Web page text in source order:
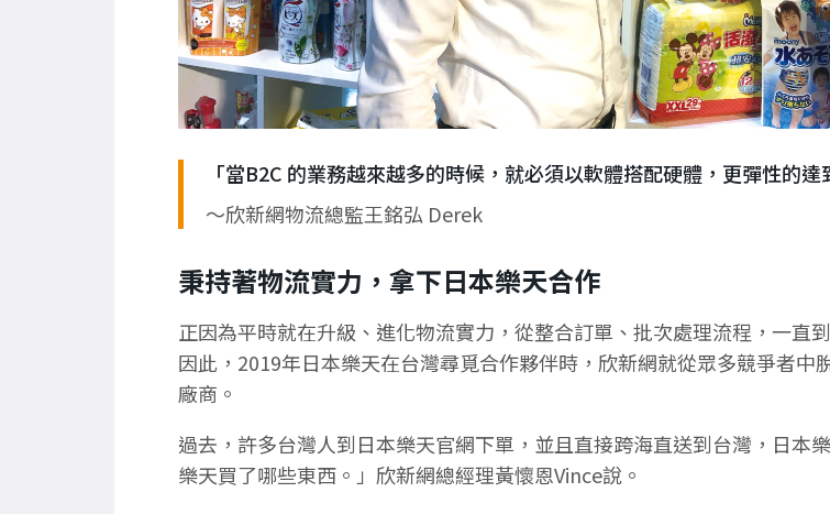
「當B2C 的業務越來越多的時候，就必須以軟體搭配硬體，更彈性的達
～欣新網物流總監王銘弘 Derek
秉持著物流實力，拿下日本樂天合作
正因為平時就在升級、進化物流實力，從整合訂單、批次處理流程，一直
因此，2019年日本樂天在台灣尋覓合作夥伴時，欣新網就從眾多競爭者
廠商。
過去，許多台灣人到日本樂天官網下單，並且直接跨海直送到台灣，日本
樂天買了哪些東西。」欣新網總經理黃懷恩Vince說。